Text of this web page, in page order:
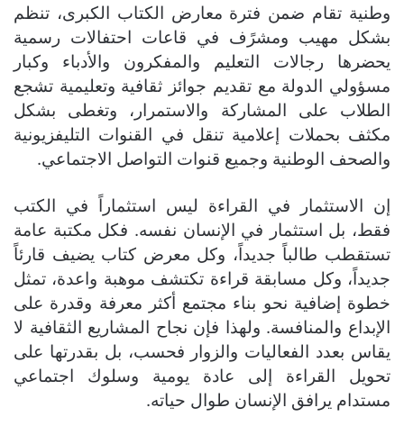
وطنية تقام ضمن فترة معارض الكتاب الكبرى، تنظم
بشكل مهيب ومشرًف في قاعات احتفالات رسمية
يحضرها رجالات التعليم والمفكرون والأدباء وكبار
مسؤولي الدولة مع تقديم جوائز ثقافية وتعليمية تشجع
الطلاب على المشاركة والاستمرار، وتغطى بشكل
مكثف بحملات إعلامية تنقل في القنوات التليفزيونية
والصحف الوطنية وجميع قنوات التواصل الاجتماعي.
إن الاستثمار في القراءة ليس استثماراً في الكتب
فقط، بل استثمار في الإنسان نفسه. فكل مكتبة عامة
تستقطب طالباً جديداً، وكل معرض كتاب يضيف قارئاً
جديداً، وكل مسابقة قراءة تكتشف موهبة واعدة، تمثل
خطوة إضافية نحو بناء مجتمع أكثر معرفة وقدرة على
الإبداع والمنافسة. ولهذا فإن نجاح المشاريع الثقافية لا
يقاس بعدد الفعاليات والزوار فحسب، بل بقدرتها على
تحويل القراءة إلى عادة يومية وسلوك اجتماعي
مستدام يرافق الإنسان طوال حياته.